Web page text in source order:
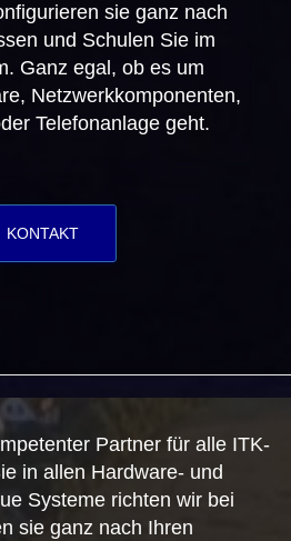
sie ganz nach
und Schulen Sie im
Ganz egal, ob es um
Netzwerkkomponenten,
Telefonanlage geht.
KONTAKT
Partner für alle ITK-
in allen Hardware- und
Systeme richten wir bei
sie ganz nach Ihren